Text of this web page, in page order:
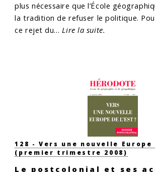
plus nécessaire que l’École
la tradition de refuser le politique.
ce rejet du…Lire la suite.
128 - Vers une nouvelle Europe
(premier trimestre 2008)
Le postcolonial et ses